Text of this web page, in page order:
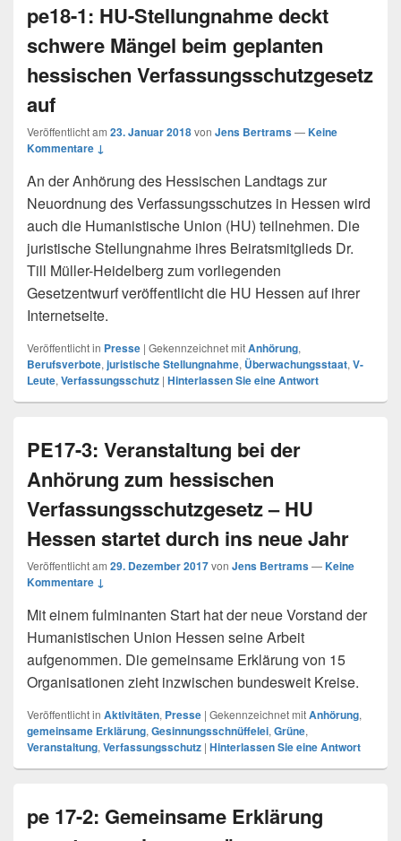
pe18-1: HU-Stellungnahme deckt
schwere Mängel beim geplanten
hessischen Verfassungsschutzgesetz
auf
Veröffentlicht am 23. Januar 2018von Jens Bertrams—Keine
Kommentare ↓
An der Anhörung des Hessischen Landtags zur
Neuordnung des Verfassungsschutzes in Hessen wird
auch die Humanistische Union (HU) teilnehmen. Die
juristische Stellungnahme ihres Beiratsmitglieds Dr.
Till Müller-Heidelberg zum vorliegenden
Gesetzentwurf veröffentlicht die HU Hessen auf ihrer
Internetseite.
Veröffentlicht in Presse | Gekennzeichnet mitAnhörung,
Berufsverbote, juristische Stellungnahme, Überwachungsstaat, V-
Leute, Verfassungsschutz | Hinterlassen Sie eine Antwort
PE17-3: Veranstaltung bei der
Anhörung zum hessischen
Verfassungsschutzgesetz – HU
Hessen startet durch ins neue Jahr
Veröffentlicht am 29. Dezember 2017von Jens Bertrams—Keine
Kommentare ↓
Mit einem fulminanten Start hat der neue Vorstand der
Humanistischen Union Hessen seine Arbeit
aufgenommen. Die gemeinsame Erklärung von 15
Organisationen zieht inzwischen bundesweit Kreise.
Veröffentlicht in Aktivitäten, Presse | Gekennzeichnet mitAnhörung,
gemeinsame Erklärung, Gesinnungsschnüffelei, Grüne,
Veranstaltung, Verfassungsschutz | Hinterlassen Sie eine Antwort
pe 17-2: Gemeinsame Erklärung